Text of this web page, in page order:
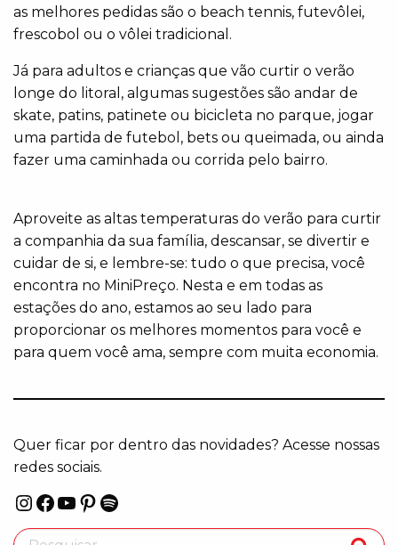
as melhores pedidas são o beach tennis, futevôlei,
frescobol ou o vôlei tradicional.
Já para adultos e crianças que vão curtir o verão
longe do litoral, algumas sugestões são andar de
skate, patins, patinete ou bicicleta no parque, jogar
uma partida de futebol, bets ou queimada, ou ainda
fazer uma caminhada ou corrida pelo bairro.
Aproveite as altas temperaturas do verão para curtir
a companhia da sua família, descansar, se divertir e
cuidar de si, e lembre-se: tudo o que precisa, você
encontra no MiniPreço. Nesta e em todas as
estações do ano, estamos ao seu lado para
proporcionar os melhores momentos para você e
para quem você ama, sempre com muita economia.
Quer ficar por dentro das novidades? Acesse nossas
redes sociais.
Instagram
Facebook
Youtube
Pinterest
Spotify